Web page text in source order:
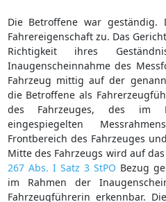
Die Betroffene war geständig.
Fahrereigenschaft zu. Das
Richtigkeit ihres
Inaugenscheinnahme des
Fahrzeug mittig auf der
die Betroffene als
des Fahrzeuges, des im
eingespiegelten
Frontbereich des Fahrzeuges
Mitte des Fahrzeugs wird auf
267 Abs. I Satz 3 StPO Bezug
im Rahmen der
Fahrzeugführerin erkennbar.